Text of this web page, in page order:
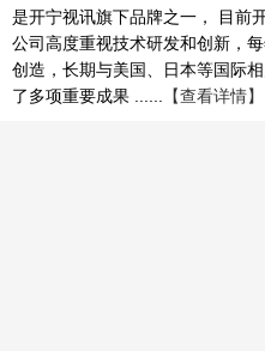
是开宁视讯旗下品牌之一， 目前
公司高度重视技术研发和创新，
创造，长期与美国、日本等国际
了多项重要成果 ......
【查看详情】